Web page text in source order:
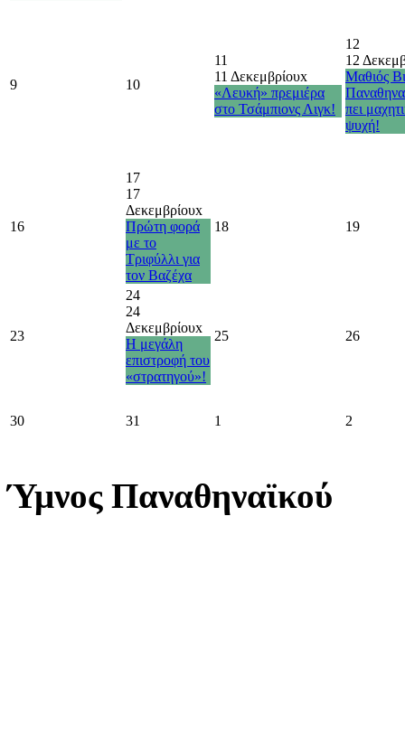
9 10
11
11 Δεκεμβρίουx
«Λευκή» πρεμιέρα
στο Τσάμπιονς Λιγκ!
12
12
Μαθιός
πει
ψυχή!
16
17
17
Δεκεμβρίουx
Πρώτη φορά
με το
Τριφύλλι για
τον Βαζέχα
18 19
23
24
24
Δεκεμβρίουx
Η μεγάλη
επιστροφή του
«στρατηγού»!
25 26
30 31 1 2
Ύμνος Παναθηναϊκού